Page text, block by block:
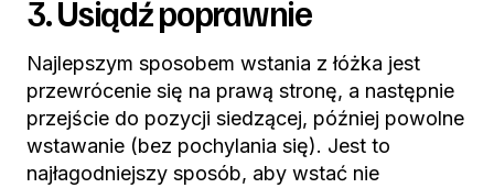
3. Usiądź poprawnie
Najlepszym sposobem wstania z łóżka jest
przewrócenie się na prawą stronę, a następnie
przejście do pozycji siedzącej, później powolne
wstawanie (bez pochylania się). Jest to
najłagodniejszy sposób, aby wstać nie